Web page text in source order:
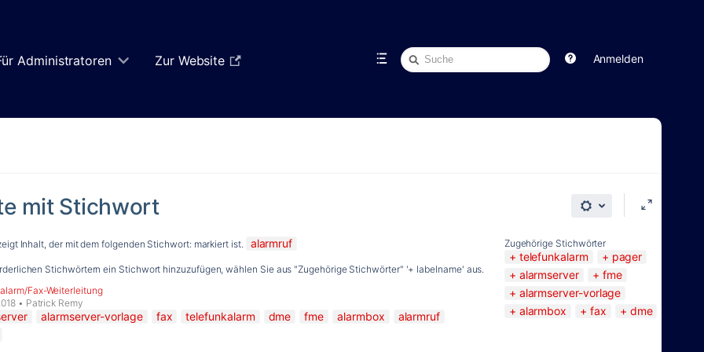
Administratoren Zur Website Anmelden
Schnellsuche
mit Stichwort
Zugehörige Stichwörter
telefunkalarm
pager
alarmserver
fme
alarmserver-vorlage
alarmbox
fax dme
Inhalt, der mit dem folgenden Stichwort: markiert ist. alarmruf
Stichwörtern ein Stichwort hinzuzufügen, wählen Sie aus "Zugehörige Stichwörter" '+ labelname' aus.
Fax-Weiterleitung
• Patrick Remy
alarmserver-vorlage fax telefunkalarm dme fme alarmbox
alarmruf